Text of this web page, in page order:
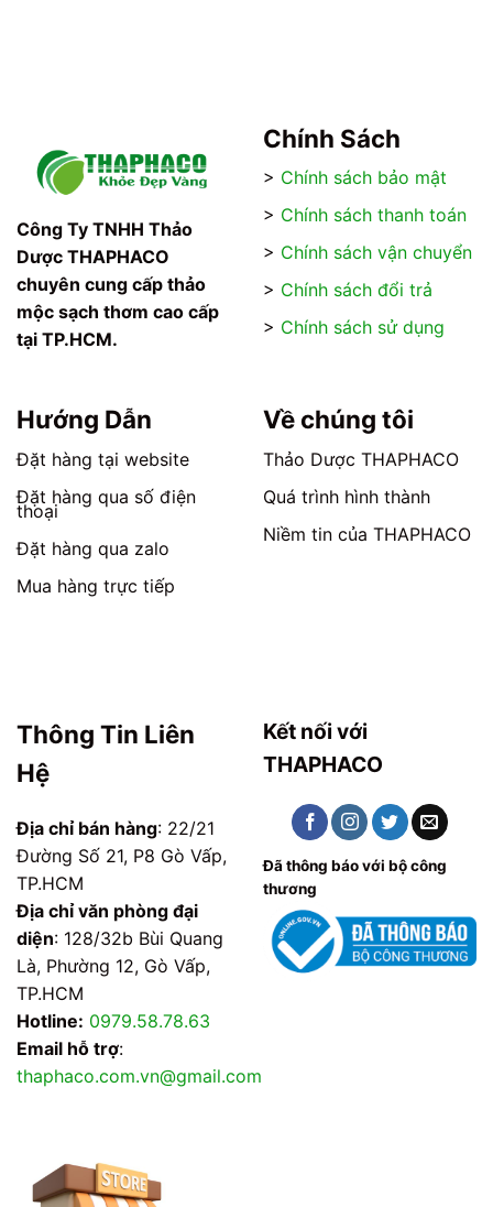
Công Ty TNHH Thảo
Dược THAPHACO
chuyên cung cấp thảo
mộc sạch thơm cao cấp
tại TP.HCM.
Chính Sách
> Chính sách bảo mật
> Chính sách thanh toán
> Chính sách vận chuyển
> Chính sách đổi trả
> Chính sách sử dụng
Hướng Dẫn
Đặt hàng tại website
Đặt hàng qua số điện
thoại
Đặt hàng qua zalo
Mua hàng trực tiếp
Về chúng tôi
Thảo Dược THAPHACO
Quá trình hình thành
Niềm tin của THAPHACO
Thông Tin Liên
Hệ
Địa chỉ bán hàng: 22/21
Đường Số 21, P8 Gò Vấp,
TP.HCM
Địa chỉ văn phòng đại
diện: 128/32b Bùi Quang
Là, Phường 12, Gò Vấp,
TP.HCM
Hotline: 0979.58.78.63
Email hỗ trợ:
thaphaco.com.vn@gmail.com
Kết nối với
THAPHACO
Đã thông báo với bộ công
thương